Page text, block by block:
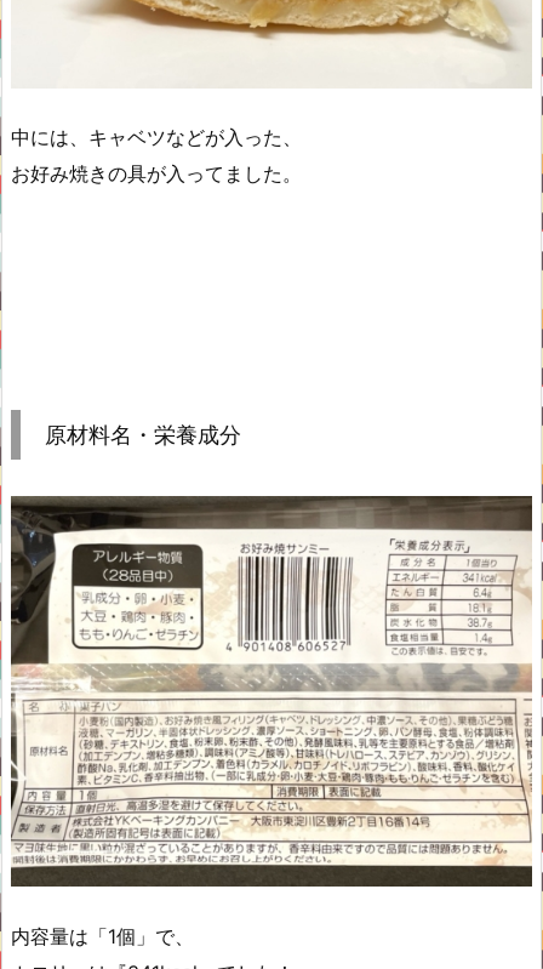
中には、キャベツなどが入った、
お好み焼きの具が入ってました。
原材料名・栄養成分
内容量は「1個」で、